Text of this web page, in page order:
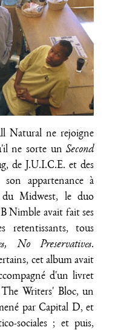
Natural ne rejoigne
ne sorte unSecond
de J.U.I.C.E. et des
son appartenance à
du Midwest, le duo
Nimble avait fait ses
retentissants, tous
No Preservatives.
cet album avait
d'un livret
Writers' Bloc, un
par Capital D, et
sociales ; et puis,